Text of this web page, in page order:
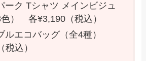
ーク Tシャツ メインビジュ
） 各¥3,190（税込）
ルエコバッグ（全4種）
税込）